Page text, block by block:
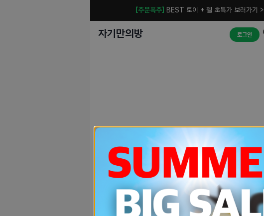
[주문폭주] BEST 토이 + 젤 초특가 보러가기 >
자기만의방 로그인
예상치 못한 에러입니다.